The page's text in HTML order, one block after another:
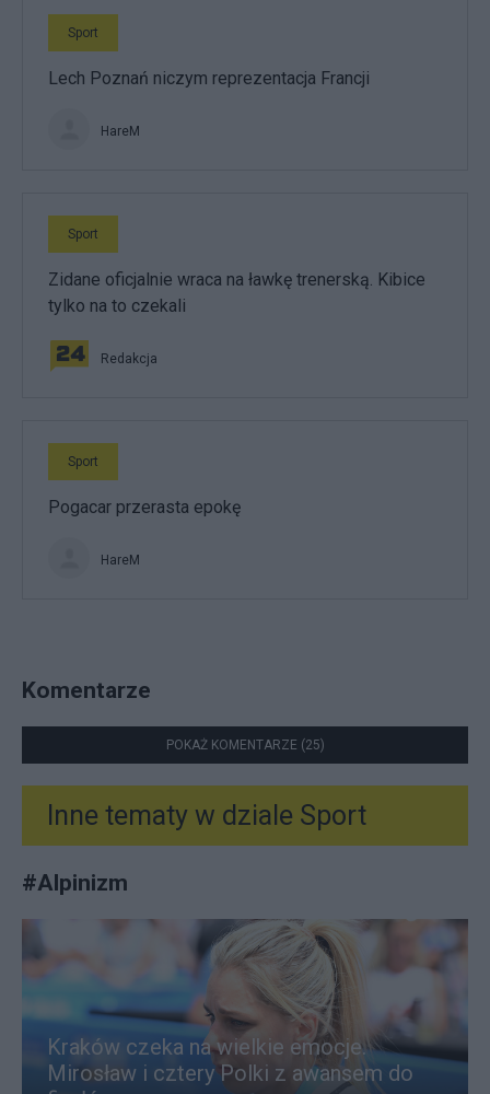
Sport
Lech Poznań niczym reprezentacja Francji
HareM
Sport
Zidane oficjalnie wraca na ławkę trenerską. Kibice
tylko na to czekali
Redakcja
Sport
Pogacar przerasta epokę
HareM
Komentarze
POKAŻ KOMENTARZE (25)
Inne tematy w dziale Sport
#Alpinizm
Kraków czeka na wielkie emocje.
Mirosław i cztery Polki z awansem do